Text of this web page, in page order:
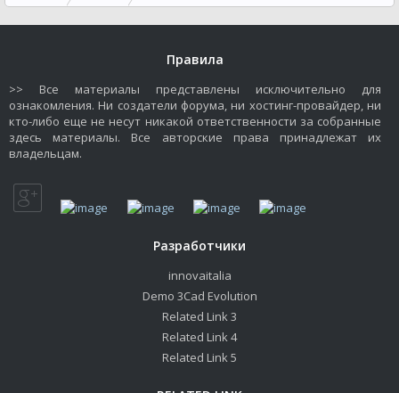
Правила
>> Все материалы представлены исключительно для
ознакомления. Ни создатели форума, ни хостинг-провайдер, ни
кто-либо еще не несут никакой ответственности за собранные
здесь материалы. Все авторские права принадлежат их
владельцам.
Разработчики
innovaitalia
Demo 3Cad Evolution
Related Link 3
Related Link 4
Related Link 5